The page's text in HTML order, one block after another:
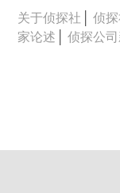
关于侦探社 │侦
家论述 │侦探公司